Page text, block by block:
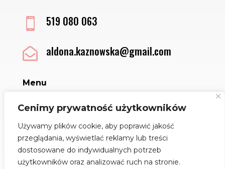
Cenimy prywatność użytkowników
Używamy plików cookie, aby poprawić jakość
przeglądania, wyświetlać reklamy lub treści
dostosowane do indywidualnych potrzeb
użytkowników oraz analizować ruch na stronie.
 519 080 063
 aldona.kaznowska@gmail.com
Menu
Sklep
Regulamin
Polityka Cookies
Jak dbać o biżuterię